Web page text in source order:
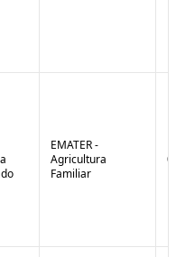
EMATER -
Agricultura
Familiar